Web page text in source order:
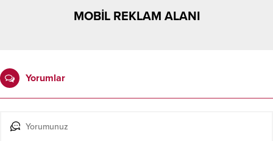
MOBİL REKLAM ALANI
Yorumlar